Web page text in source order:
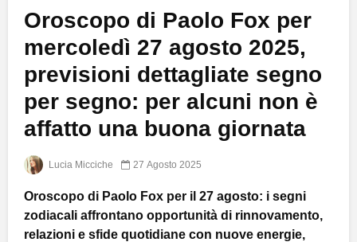
Oroscopo di Paolo Fox per
mercoledì 27 agosto 2025,
previsioni dettagliate segno
per segno: per alcuni non è
affatto una buona giornata
Lucia Micciche 27 Agosto 2025
Oroscopo di Paolo Fox per il 27 agosto: i segni
zodiacali affrontano opportunità di rinnovamento,
relazioni e sfide quotidiane con nuove energie,